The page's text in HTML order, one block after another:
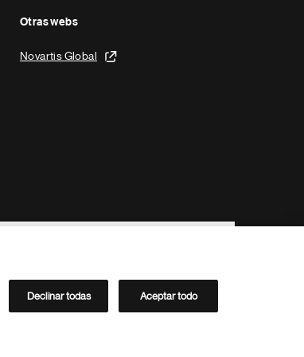
Otras webs
Novartis Global
Directorio de Novartis
Declinar todas Aceptar todo